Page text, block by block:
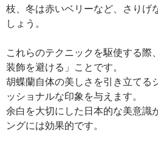
枝、冬は赤いベリーなど、さりげ
しょう。
これらのテクニックを駆使する際
装飾を避ける」ことです。
胡蝶蘭自体の美しさを引き立てる
ッショナルな印象を与えます。
余白を大切にした日本的な美意識
ングには効果的です。